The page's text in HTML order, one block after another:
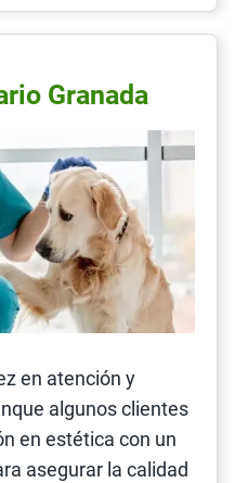
Granada
en atención y
algunos clientes
en estética con un
asegurar la calidad